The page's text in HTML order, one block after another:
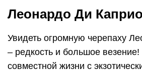
Леонардо Ди Каприо
Увидеть огромную черепаху
– редкость и большое везение!
совместной жизни с